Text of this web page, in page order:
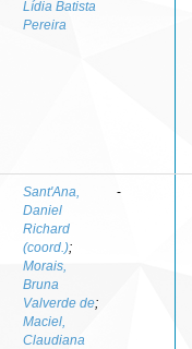
Lídia Batista
Pereira
Sant'Ana,
Daniel
Richard
(coord.);
Morais,
Bruna
Valverde de;
Maciel,
Claudiana
-